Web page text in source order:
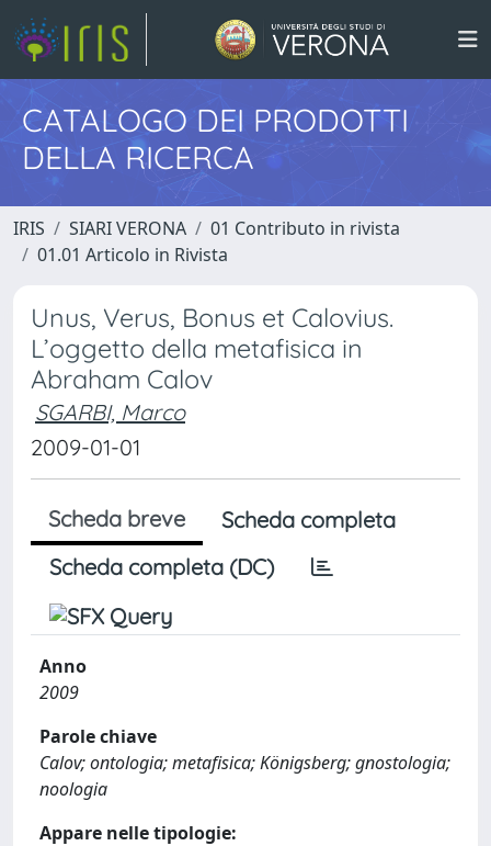
CATALOGO DEI PRODOTTI
DELLA RICERCA
IRIS SIARI VERONA
01 Contributo in rivista
01.01 Articolo in Rivista
Unus, Verus, Bonus et Calovius.
L’oggetto della metafisica in
Abraham Calov
SGARBI, Marco
2009-01-01
Scheda breve
Scheda completa
Scheda completa (DC)
Anno
2009
Parole chiave
Calov; ontologia; metafisica; Königsberg; gnostologia;
noologia
Appare nelle tipologie: